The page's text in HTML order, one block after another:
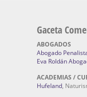
Gaceta
ABOGADOS
Abogado
Eva Roldán
ACADEMIAS /
Hufeland,